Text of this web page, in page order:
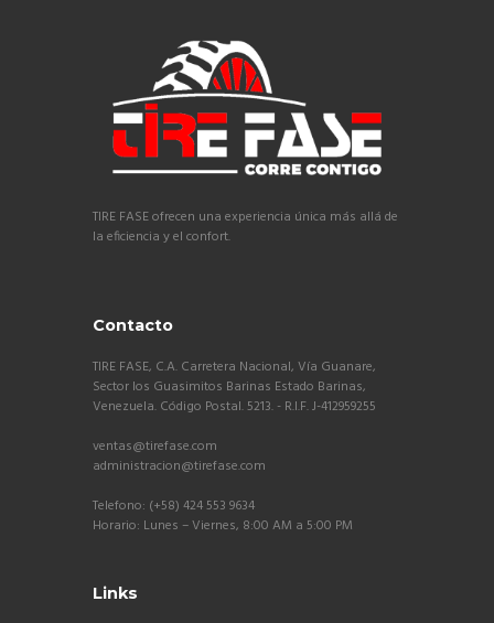
TIRE FASE ofrecen una experiencia única más allá de
la eficiencia y el confort.
Contacto
TIRE FASE, C.A. Carretera Nacional, Vía Guanare,
Sector los Guasimitos Barinas Estado Barinas,
Venezuela. Código Postal. 5213. - R.I.F. J-412959255
ventas@tirefase.com
administracion@tirefase.com
Telefono: (+58) 424 553 9634
Horario: Lunes – Viernes, 8:00 AM a 5:00 PM
Links